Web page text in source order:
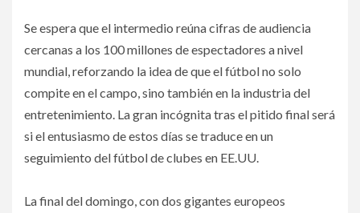
Se espera que el intermedio reúna cifras de audiencia
cercanas a los 100 millones de espectadores a nivel
mundial, reforzando la idea de que el fútbol no solo
compite en el campo, sino también en la industria del
entretenimiento. La gran incógnita tras el pitido final será
si el entusiasmo de estos días se traduce en un
seguimiento del fútbol de clubes en EE.UU.
La final del domingo, con dos gigantes europeos